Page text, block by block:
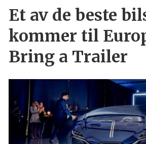
Et av de beste
kommer til
Bring a Trailer